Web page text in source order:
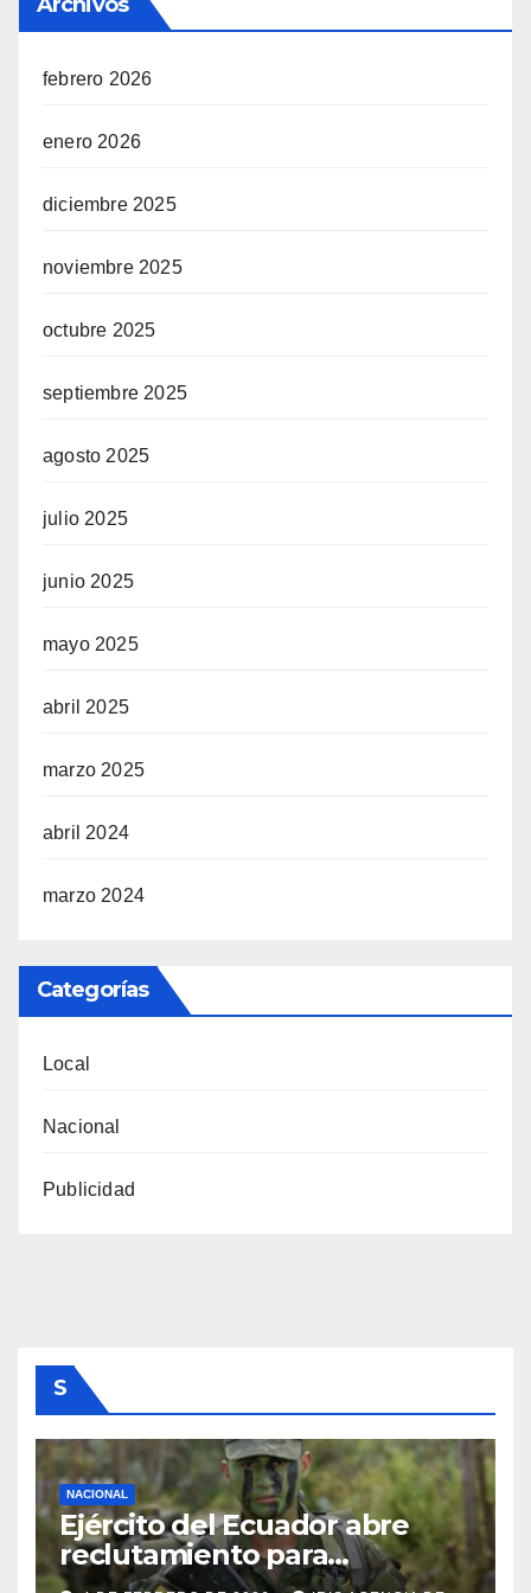
febrero 2026
enero 2026
diciembre 2025
noviembre 2025
octubre 2025
septiembre 2025
agosto 2025
julio 2025
junio 2025
mayo 2025
abril 2025
marzo 2025
abril 2024
marzo 2024
Categorías
Local
Nacional
Publicidad
S
NACIONAL
Ejército del Ecuador abre
reclutamiento para
bachilleres a partir de este